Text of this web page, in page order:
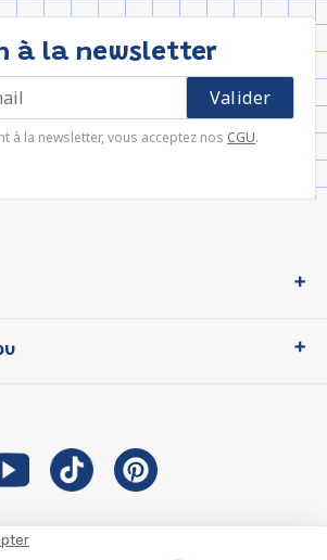
à la newsletter
à la newsletter, vous acceptez nos CGU.
Auzou